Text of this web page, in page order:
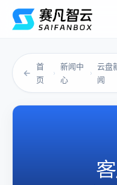
←
首
页
›
新闻中
心
›
云盘
闻